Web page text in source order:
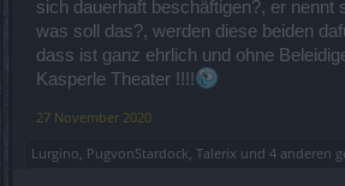
sich dauerhaft beschäftigen?, er nennt
was soll das?, werden diese beiden
dass ist ganz ehrlich und ohne
Kasperle Theater !!!!
27 November 2020
Lurgino, PugvonStardock, Talerix und 4 anderen